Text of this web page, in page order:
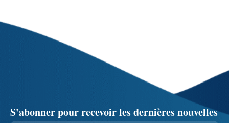
S'abonner pour recevoir les dernières nouvelles